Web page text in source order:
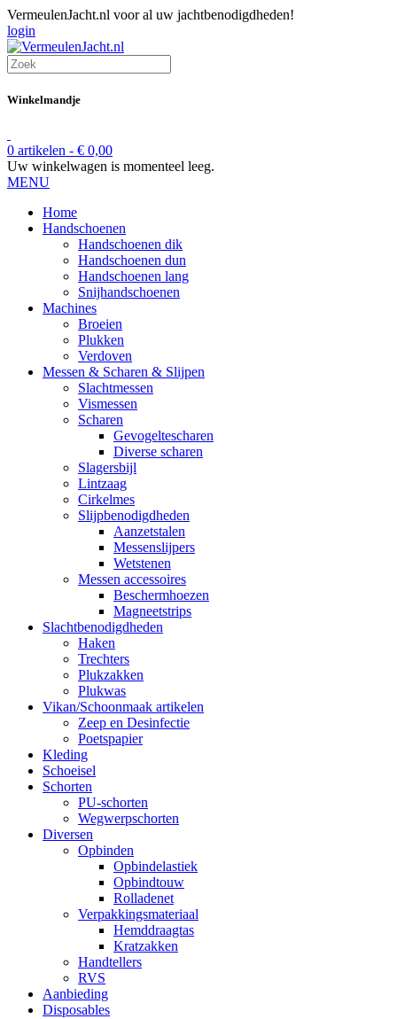
VermeulenJacht.nl voor al uw jachtbenodigdheden!
login
Winkelmandje
0 artikelen - € 0,00
Uw winkelwagen is momenteel leeg.
MENU
Home
Handschoenen
Handschoenen dik
Handschoenen dun
Handschoenen lang
Snijhandschoenen
Machines
Broeien
Plukken
Verdoven
Messen & Scharen & Slijpen
Slachtmessen
Vismessen
Scharen
Gevogeltescharen
Diverse scharen
Slagersbijl
Lintzaag
Cirkelmes
Slijpbenodigdheden
Aanzetstalen
Messenslijpers
Wetstenen
Messen accessoires
Beschermhoezen
Magneetstrips
Slachtbenodigdheden
Haken
Trechters
Plukzakken
Plukwas
Vikan/Schoonmaak artikelen
Zeep en Desinfectie
Poetspapier
Kleding
Schoeisel
Schorten
PU-schorten
Wegwerpschorten
Diversen
Opbinden
Opbindelastiek
Opbindtouw
Rolladenet
Verpakkingsmateriaal
Hemddraagtas
Kratzakken
Handtellers
RVS
Aanbieding
Disposables